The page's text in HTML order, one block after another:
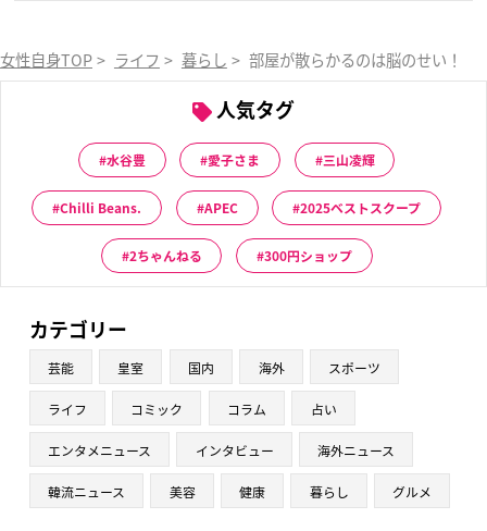
女性自身TOP > ライフ > 暮らし > 部屋が散らかるのは脳のせい！「
人気タグ
水谷豊 愛子さま 三山凌輝
Chilli Beans. APEC 2025ベストスクープ
2ちゃんねる 300円ショップ
カテゴリー
芸能 皇室 国内 海外 スポーツ
ライフ コミック コラム 占い
エンタメニュース インタビュー 海外ニュース
韓流ニュース 美容 健康 暮らし グルメ